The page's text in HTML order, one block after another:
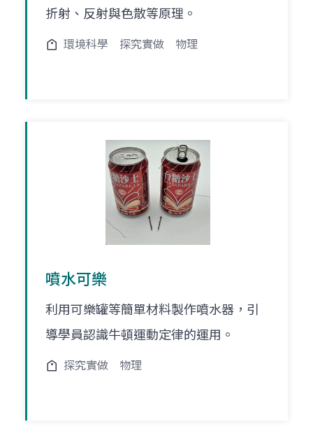
折射、反射與色散等原理。
環境科學 探究實做 物理
噴水可樂
利用可樂罐等簡單材料製作噴水器，引
導學員認識牛頓運動定律的運用。
探究實做 物理